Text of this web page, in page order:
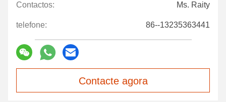
Contactos: Ms. Raity
telefone: 86--13235363441
Contacte agora